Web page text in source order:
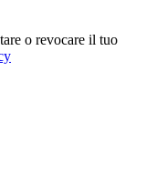
o revocare il tuo